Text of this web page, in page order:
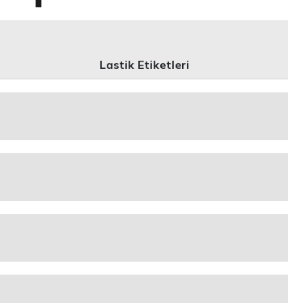
Lastik Etiketleri